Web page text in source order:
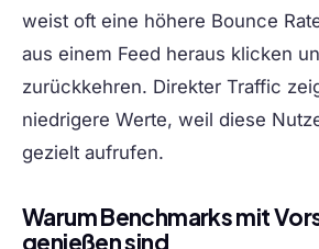
weist oft eine höhere Bounce
aus einem Feed heraus klicken
zurückkehren. Direkter Traffic
niedrigere Werte, weil diese
gezielt aufrufen.
Warum Benchmarks mit
genießen sind